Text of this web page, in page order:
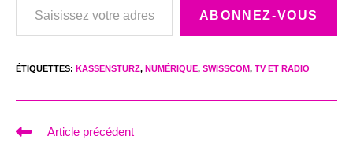
ABONNEZ-VOUS
ÉTIQUETTES: KASSENSTURZ, NUMÉRIQUE, SWISSCOM, TV ET RADIO
Read
Article précédent